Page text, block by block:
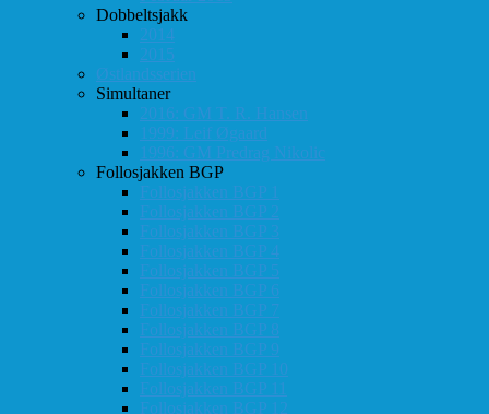
Dobbeltsjakk
2014
2015
Østlandsserien
Simultaner
2016: GM T. R. Hansen
1999: Leif Øgaard
1996: GM Predrag Nikolic
Follosjakken BGP
Follosjakken BGP 1
Follosjakken BGP 2
Follosjakken BGP 3
Follosjakken BGP 4
Follosjakken BGP 5
Follosjakken BGP 6
Follosjakken BGP 7
Follosjakken BGP 8
Follosjakken BGP 9
Follosjakken BGP 10
Follosjakken BGP 11
Follosjakken BGP 12